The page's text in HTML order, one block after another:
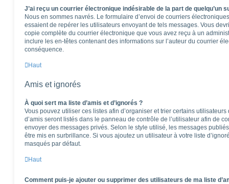
J’ai reçu un courrier électronique indésirable de la part de quelqu’un
Nous en sommes navrés. Le formulaire d’envoi de courriers
essaient de repérer les utilisateurs envoyant de tels messages. Vous
copie complète du courrier électronique que vous avez reçu à un
inclure les en-têtes contenant des informations sur l’auteur du courrier
conséquence.
Haut
Amis et ignorés
À quoi sert ma liste d’amis et d’ignorés ?
Vous pouvez utiliser ces listes afin d’organiser et trier certains
d’amis seront listés dans le panneau de contrôle de l’utilisateur afin de
envoyer des messages privés. Selon le style utilisé, les messages
être mis en surbrillance. Si vous ajoutez un utilisateur à votre liste
masqués par défaut.
Haut
Comment puis-je ajouter ou supprimer des utilisateurs de ma liste